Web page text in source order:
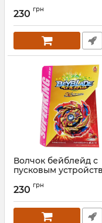
B179 Death Solomon
Артикул: B179
230 грн
Волчок бейблейд с
пусковым
Hyperion Burn
Артикул: B174-01
230 грн